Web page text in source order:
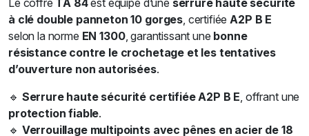
à clé double panneton 10 gorges , certifiée A2P B E
selon la norme EN 1300, garantissant une bonne
résistance contre le crochetage et les tentatives
d’ouverture non autorisées.
🔹 Serrure haute sécurité certifiée A2P B E , offrant une
protection fiable.
🔹 Verrouillage multipoints avec pênes en acier de 18